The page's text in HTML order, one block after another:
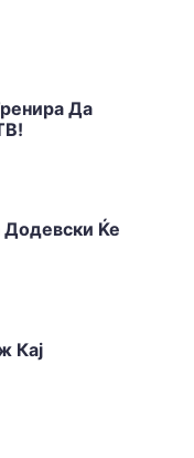
Да
Ќе
Кај